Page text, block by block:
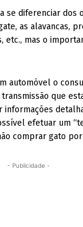
se diferenciar dos
as alavancas,
etc., mas o
automóvel o
que
informações
efetuar um
comprar gato
- Publicidade -